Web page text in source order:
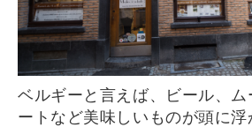
ベルギーと言えば、ビール、ムール貝、チョコレ
ートなど美味しいものが頭に浮